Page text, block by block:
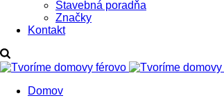
Stavebná poradňa
Značky
Kontakt
Domov